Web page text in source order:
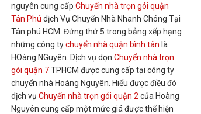
nguyên cung cấpChuyển nhà trọn gói quận
Tân Phú dịch Vụ Chuyển Nhà Nhanh Chóng Tại
Tân phú HCM. Đứng thứ 5 trong bảng xếp hạng
những công tychuyển nhà quận bình tân là
HOàng NGuyên. Dịch vụ dọnChuyển nhà trọn
gói quận 7TPHCM được cung cấp tại công ty
chuyển nhà Hoàng Nguyên. Hiểu được điều đó
dịch vụChuyển nhà trọn gói quận 2 của Hoàng
Nguyên cung cấp một mức giá được thể hiện